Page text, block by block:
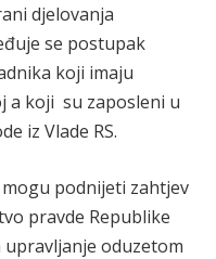
djelovanja
se postupak
koji imaju
a koji su zaposleni u
iz Vlade RS.
mogu podnijeti zahtjev
pravde Republike
upravljanje oduzetom